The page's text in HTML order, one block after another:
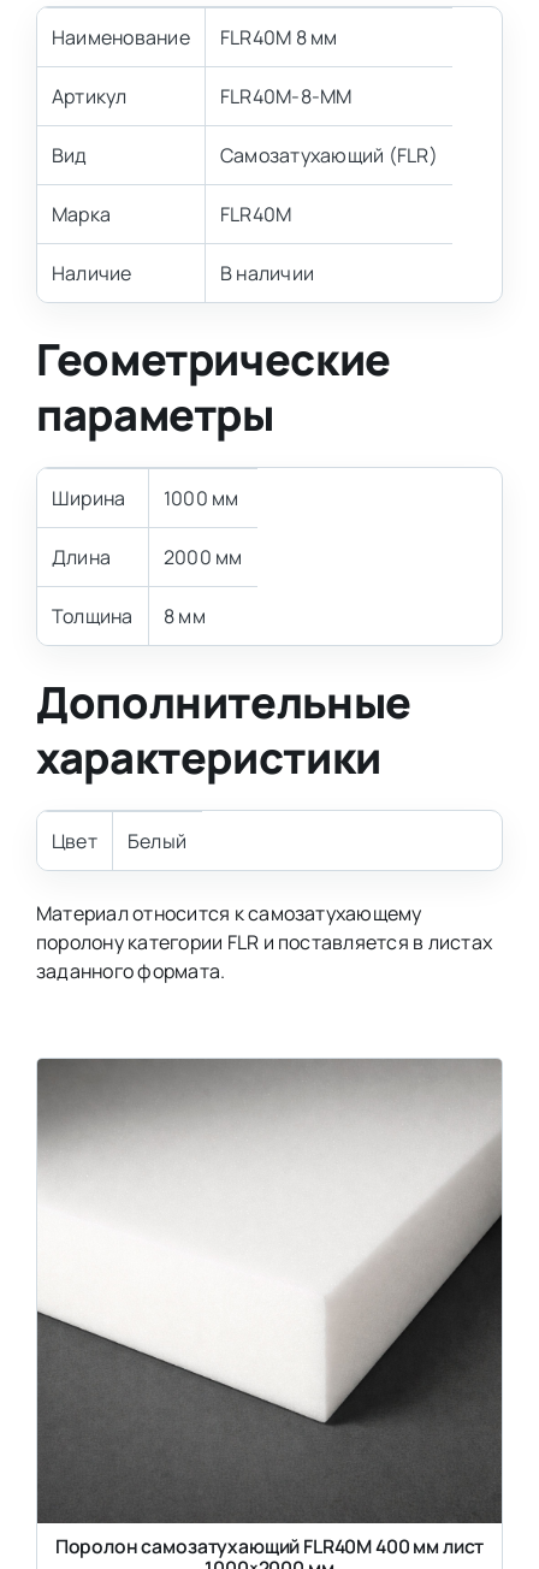
Наименование FLR40M 8 мм
Артикул FLR40M-8-MM
Вид Самозатухающий (FLR)
Марка FLR40M
Наличие В наличии
Геометрические
параметры
Ширина 1000 мм
Длина 2000 мм
Толщина 8 мм
Дополнительные
характеристики
Цвет Белый
Материал относится к самозатухающему
поролону категории FLR и поставляется в листах
заданного формата.
Поролон самозатухающий FLR40M 400 мм лист